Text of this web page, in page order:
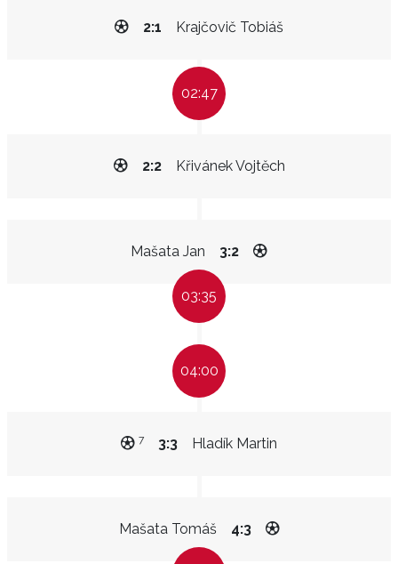
Krajčovič Tobiáš
2:1
02:47
Křivánek Vojtěch
2:2
Mašata Jan 3:2
03:35
04:00
Hladík Martin
3:3
7
Mašata Tomáš 4:3